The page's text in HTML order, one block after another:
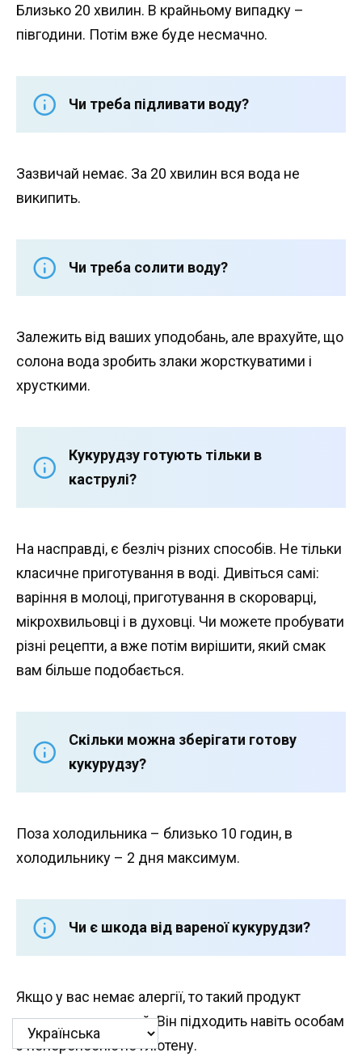
Близько 20 хвилин. В крайньому випадку –
півгодини. Потім вже буде несмачно.
Чи треба підливати воду?
Зазвичай немає. За 20 хвилин вся вода не
википить.
Чи треба солити воду?
Залежить від ваших уподобань, але врахуйте, що
солона вода зробить злаки жорсткуватими і
хрусткими.
Кукурудзу готують тільки в
каструлі?
На насправді, є безліч різних способів. Не тільки
класичне приготування в воді. Дивіться самі:
варіння в молоці, приготування в скороварці,
мікрохвильовці і в духовці. Чи можете пробувати
різні рецепти, а вже потім вирішити, який смак
вам більше подобається.
Скільки можна зберігати готову
кукурудзу?
Поза холодильника – близько 10 годин, в
холодильнику – 2 дня максимум.
Чи є шкода від вареної кукурудзи?
Якщо у вас немає алергії, то такий продукт
виключно корисний. Він підходить навіть особам
з непереносністю глютену.